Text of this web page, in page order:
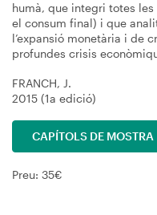
humà, que integri totes
el consum final) i que
l’expansió monetària i de
profundes crisis
FRANCH, J.
2015 (1a edició)
CAPÍTOLS DE MOSTRA
Preu: 35€